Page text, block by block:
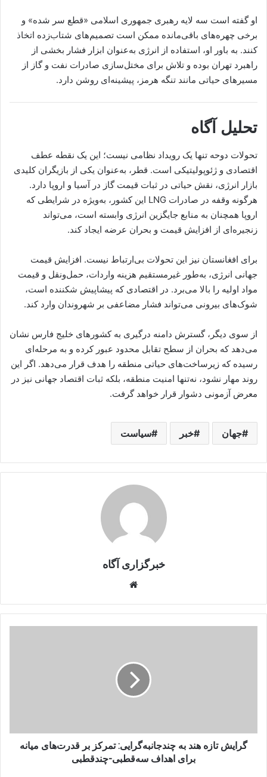
او گفته است سه لایه رهبری جمهوری اسلامی «قطع سر شده» و
برخی چهره‌های باقی‌مانده ممکن است تصمیم‌های شتاب‌زده اتخاذ
کنند. به باور او، استفاده از انرژی به‌عنوان ابزار فشار بخشی از
راهبرد تهران بوده و تلاش برای مختل‌سازی صادرات نفت و گاز از
مسیرهای حیاتی مانند تنگه هرمز، پیشینه‌ای روشن دارد.
تحلیل آگاه
تحولات دوحه تنها یک رویداد نظامی نیست؛ این یک نقطه عطف
اقتصادی و ژئوپولیتیکی است. قطر، به‌عنوان یکی از بازیگران کلیدی
بازار انرژی، نقش حیاتی در ثبات قیمت گاز در آسیا و اروپا دارد.
هرگونه وقفه در صادرات LNG این کشور، به‌ویژه در شرایطی که
اروپا همچنان به منابع جایگزین انرژی وابسته است، می‌تواند
زنجیره‌ای از افزایش قیمت و بحران عرضه ایجاد کند.
برای افغانستان نیز این تحولات بی‌ارتباط نیست. افزایش قیمت
جهانی انرژی، به‌طور غیرمستقیم هزینه واردات، حمل‌ونقل و قیمت
مواد اولیه را بالا می‌برد. در اقتصادی که پیشاپیش شکننده است،
شوک‌های بیرونی می‌تواند فشار مضاعفی بر شهروندان وارد کند.
از سوی دیگر، گسترش دامنه درگیری به کشورهای خلیج فارس نشان
می‌دهد که بحران از سطح تقابل محدود عبور کرده و به مرحله‌ای
رسیده که زیرساخت‌های حیاتی منطقه را هدف قرار می‌دهد. اگر این
روند مهار نشود، نه‌تنها امنیت منطقه، بلکه ثبات اقتصاد جهانی نیز در
معرض آزمونی دشوار قرار خواهد گرفت.
جهان خبر سیاست
خبرگزاری آگاه
میانه
برایگرایش تازه هند به چندجانبه‌گرایی: تمرکز بر قدرت‌های میانه
برای اهداف سه‌قطبی-چندقطبی